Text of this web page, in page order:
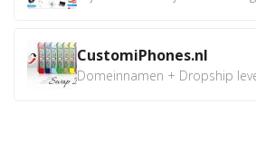
CustomiPhones.nl